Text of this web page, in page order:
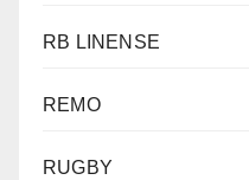
RB LINENSE
REMO
RUGBY